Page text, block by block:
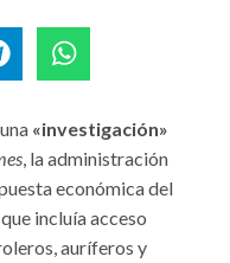
«investigación»
, la administración
económica del
, que incluía acceso
auríferos y